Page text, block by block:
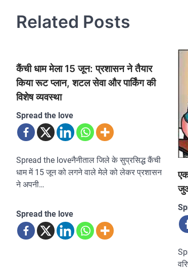
Related Posts
कैंची धाम मेला 15 जून: प्रशासन ने तैयार
किया रूट प्लान, शटल सेवा और पार्किंग की
विशेष व्यवस्था
Spread the love
Spread the loveनैनीताल जिले के सुप्रसिद्ध कैंची
धाम में 15 जून को लगने वाले मेले को लेकर प्रशासन
ने अपनी…
Spread the love